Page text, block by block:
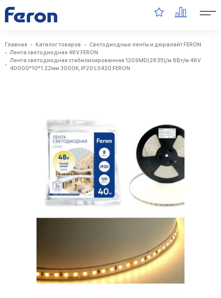
Главная Каталог товаров
Светодиодные ленты и дюралайт FERON
Лента светодиодная 48V FERON
Лента светодиодная стабилизированная 120SMD(2835)/м 8Вт/м 48V
40000*10*1.22мм 3000К, IP20 LS420 FERON